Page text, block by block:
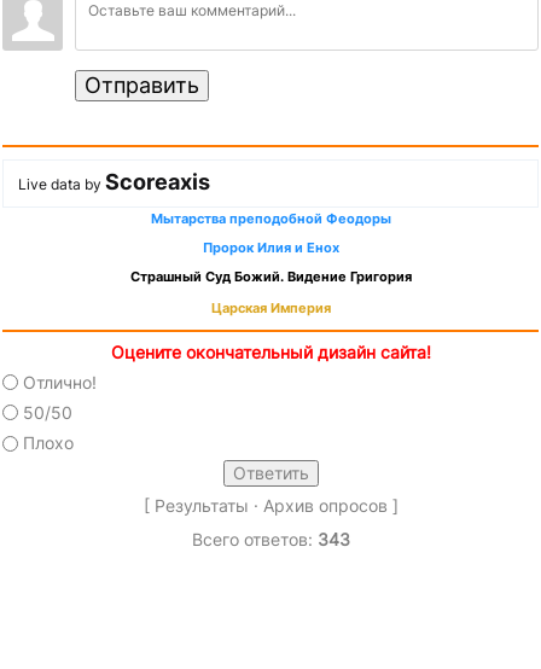
Отправить
Live data by Scoreaxis
Мытарства преподобной Феодоры
Пророк Илия и Енох
Страшный Суд Божий. Видение Григория
Царская Империя
Оцените окончательный дизайн сайта!
Отлично!
50/50
Плохо
[ Результаты · Архив опросов ]
Всего ответов: 343